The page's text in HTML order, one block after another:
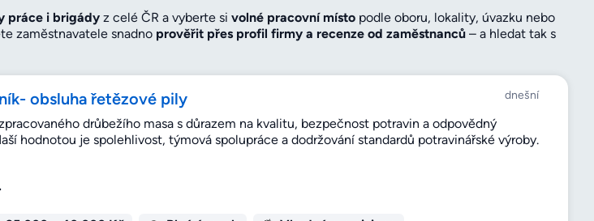
práce i brigády z celé ČR a vyberte si volné pracovní místo podle oboru, lokality, úvazku nebo
zaměstnavatele snadno prověřit přes profil firmy a recenze od zaměstnanců – a hledat tak s
obsluha řetězové pily dnešní
drůbežího masa s důrazem na kvalitu, bezpečnost potravin a odpovědný
hodnotou je spolehlivost, týmová spolupráce a dodržování standardů potravinářské výroby.